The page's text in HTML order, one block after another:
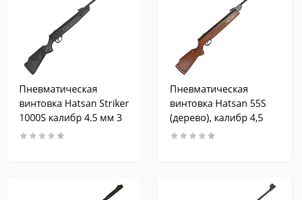
Пневматическая
винтовка Hatsan Striker
1000S калибр 4.5 мм 3
Дж
Пневматическая
винтовка Hatsan 55S
(дерево), калибр 4,5
мм, 3 Дж.